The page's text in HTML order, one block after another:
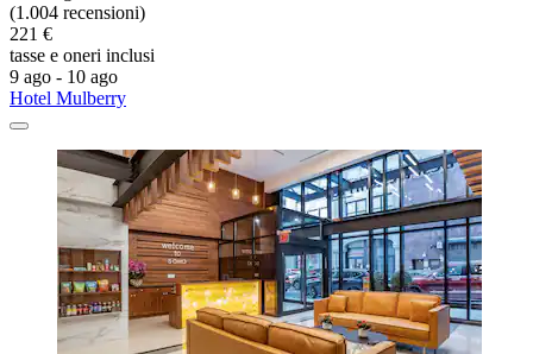
(1.004 recensioni)
221 €
tasse e oneri inclusi
9 ago - 10 ago
Hotel Mulberry